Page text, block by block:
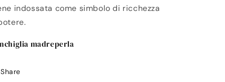
indossata come simbolo di ricchezza
madreperla
Share